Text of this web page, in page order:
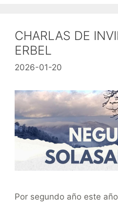
CHARLAS DE
ERBEL
2026-01-20
Por segundo año este